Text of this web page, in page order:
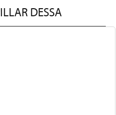
DESSA